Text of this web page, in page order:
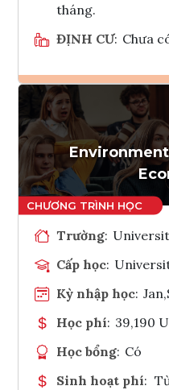
tháng.
ĐỊNH CƯ: Chưa
Trường:
Cấp học:
Kỳ nhập học:
Học phí: 39,190
Học bổng: Có
Sinh hoạt phí: